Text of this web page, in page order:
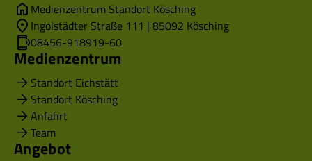
Medienzentrum Standort Kösching
Ingolstädter Straße 111 | 85092 Kösching
08456-918919-60
Medienzentrum
Standort Eichstätt
Standort Kösching
Anfahrt
Team
Angebot